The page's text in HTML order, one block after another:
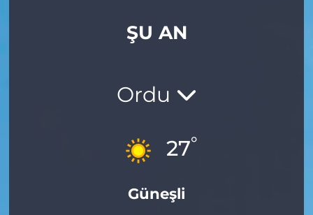
ŞU AN
Ordu
27°
Güneşli